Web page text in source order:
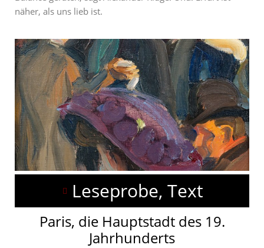
näher, als uns lieb ist.
Leseprobe, Text
Paris, die Hauptstadt des 19.
Jahrhunderts